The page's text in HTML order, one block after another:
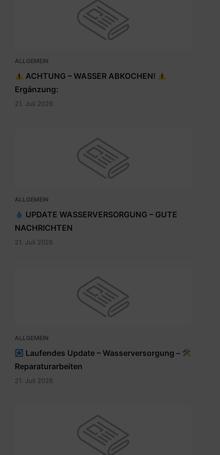
ALLGEMEIN
ACHTUNG – WASSER ABKOCHEN!
Ergänzung:
21. Juli 2026
ALLGEMEIN
UPDATE WASSERVERSORGUNG – GUTE
NACHRICHTEN
21. Juli 2026
ALLGEMEIN
Laufendes Update – Wasserversorgung –
Reparaturarbeiten
21. Juli 2026